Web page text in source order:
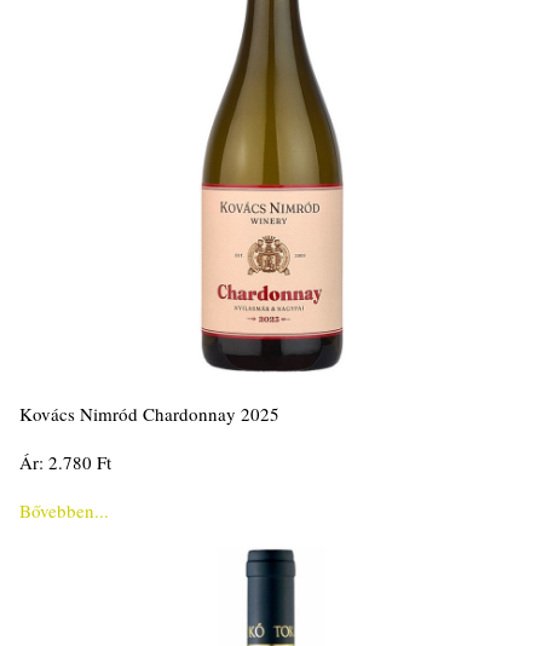
Kovács Nimród Chardonnay 2025
Ár: 2.780 Ft
Bővebben...